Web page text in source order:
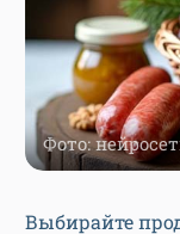
Фото:
Выбирайте